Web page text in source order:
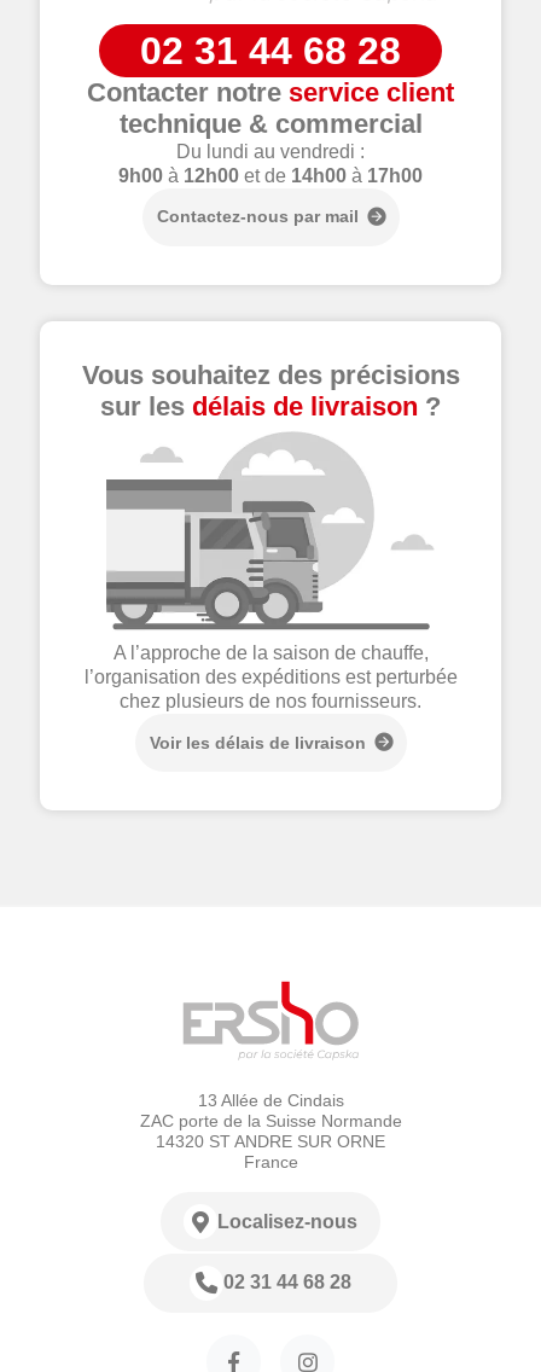
02 31 44 68 28
Contacter notre service client
technique & commercial
Du lundi au vendredi :
9h00 à 12h00 et de 14h00 à 17h00
Contactez-nous par mail
Vous souhaitez des précisions
sur les délais de livraison ?
A l’approche de la saison de chauffe,
l’organisation des expéditions est perturbée
chez plusieurs de nos fournisseurs.
Voir les délais de livraison
13 Allée de Cindais
ZAC porte de la Suisse Normande
14320 ST ANDRE SUR ORNE
France
Localisez-nous
02 31 44 68 28